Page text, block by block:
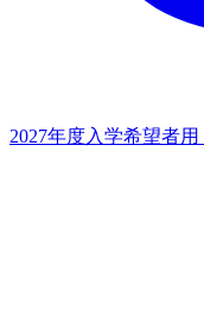
2027年度入学希望者用